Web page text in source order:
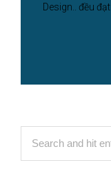
Design.. đều